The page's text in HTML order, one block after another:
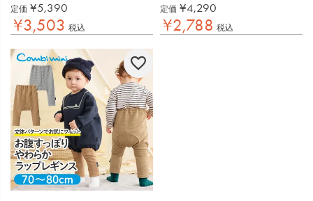
定価 ¥5,390
¥3,503 税込
定価 ¥4,290
¥2,788 税込